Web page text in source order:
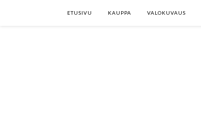
ETUSIVU KAUPPA VALOKUVAUS